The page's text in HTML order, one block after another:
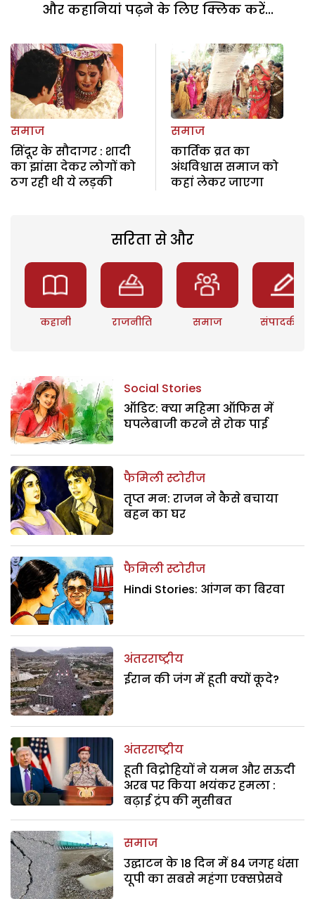
और कहानियां पढ़ने के लिए क्लिक करें...
समाज
सिंदूर के सौदागर : शादी
का झांसा देकर लोगों को
ठग रही थी ये लड़की
समाज
कार्तिक व्रत का
अंधविश्वास समाज को
कहां लेकर जाएगा
सरिता से और
कहानी राजनीति समाज संपादकीय
Social Stories
ऑडिट: क्या महिमा ऑफिस में
घपलेबाजी करने से रोक पाई
फैमिली स्टोरीज
तृप्त मन: राजन ने कैसे बचाया
बहन का घर
फैमिली स्टोरीज
Hindi Stories: आंगन का बिरवा
अंतरराष्ट्रीय
ईरान की जंग में हूती क्यों कूदे?
अंतरराष्ट्रीय
हूती विद्रोहियों ने यमन और सऊदी
अरब पर किया भयंकर हमला :
बढ़ाई ट्रंप की मुसीबत
समाज
उद्घाटन के 18 दिन में 84 जगह धंसा
यूपी का सबसे महंगा एक्सप्रेसवे